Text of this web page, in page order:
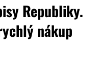
Republiky.
nákup